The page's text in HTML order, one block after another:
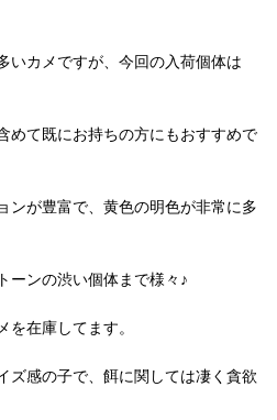
いカメですが、今回の入荷個体は
めて既にお持ちの方にもおすすめで
ンが豊富で、黄色の明色が非常に多
ーンの渋い個体まで様々♪
在庫してます。
ズ感の子で、餌に関しては凄く貪欲